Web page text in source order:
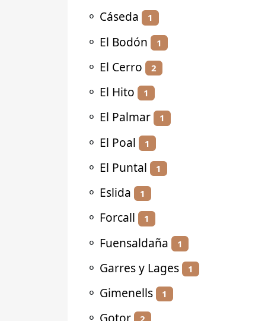
⚬ Cáseda 1
⚬ El Bodón 1
⚬ El Cerro 2
⚬ El Hito 1
⚬ El Palmar 1
⚬ El Poal 1
⚬ El Puntal 1
⚬ Eslida 1
⚬ Forcall 1
⚬ Fuensaldaña 1
⚬ Garres y Lages 1
⚬ Gimenells 1